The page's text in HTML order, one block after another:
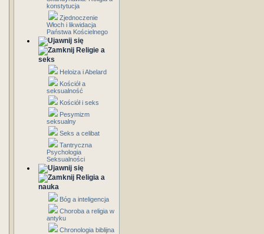
konstytucja
Zjednoczenie
Włoch i likwidacja
Państwa Kościelnego
Religie a
seks
Heloiza i Abelard
Kościół a
seksualność
Kościół i seks
Pesymizm
seksualny
Seks a celibat
Tantryczna
Psychologia
Seksualności
Religia a
nauka
Bóg a inteligencja
Choroba a religia w
antyku
Chronologia biblijna